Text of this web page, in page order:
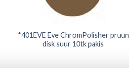
*401EVE Eve ChromPolisher pruun
disk suur 10tk pakis